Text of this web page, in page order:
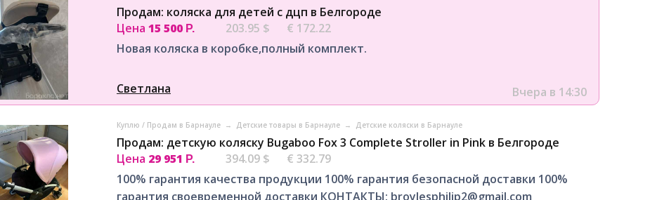
Продам: коляска для детей с дцп в Белгороде
Цена 15 500 Р. 203.95 $
€ 172.22
Новая коляска в коробке,полный комплект.
Светлана Вчера в 14:30
Куплю / Продам в Барнауле → Детские товары в Барнауле → Детские коляски в Барнауле
Продам: детскую коляску Bugaboo Fox 3 Complete Stroller in Pink в Белгороде
Цена 29 951 Р. 394.09 $
€ 332.79
100% гарантия качества продукции 100% гарантия безопасной доставки 100%
гарантия своевременной доставки КОНТАКТЫ: broylesphilip2@gmail.com